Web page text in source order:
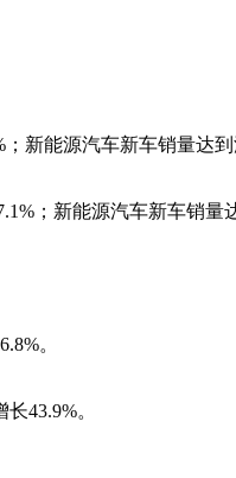
新能源汽车新车销量达到
；新能源汽车新车销量
。
43.9%。